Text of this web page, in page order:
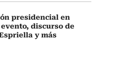
presidencial en
discurso de
y más